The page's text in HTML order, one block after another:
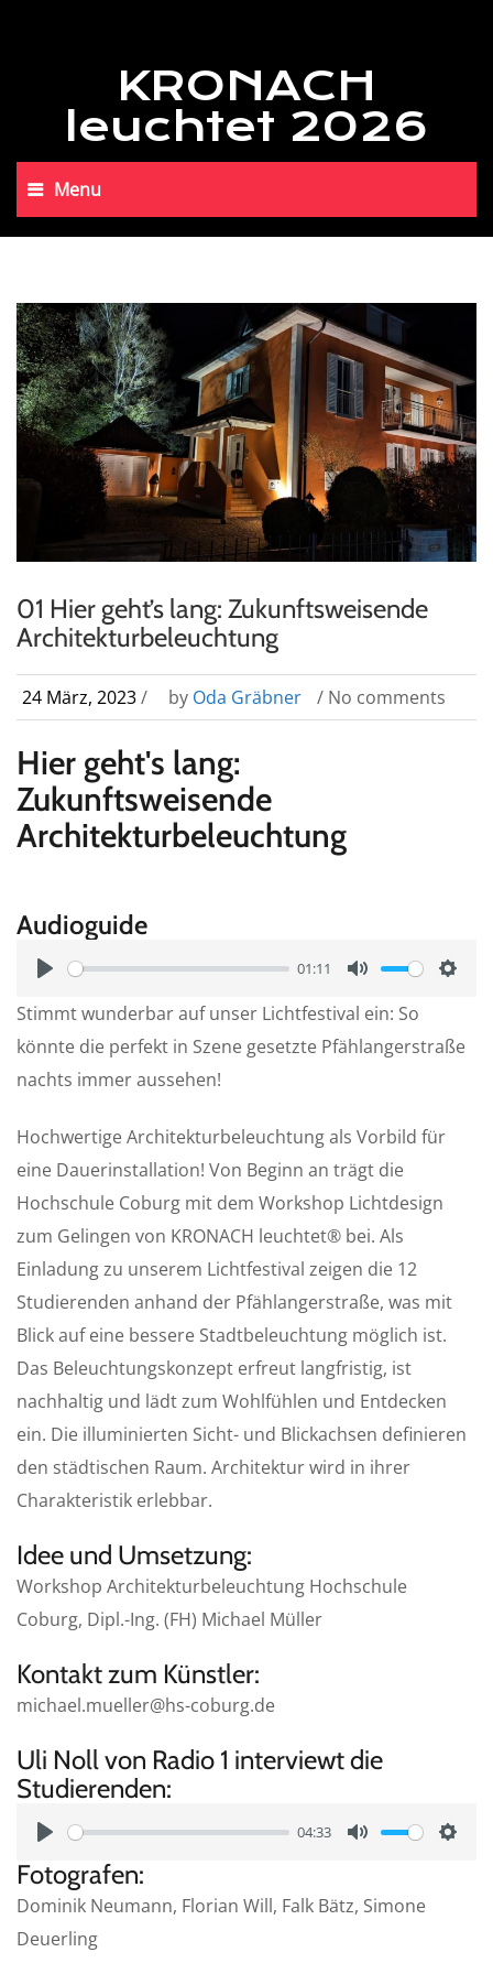
KRONACH
leuchtet 2026
Menu
01 Hier geht’s lang: Zukunftsweisende
Architekturbeleuchtung
24 März, 2023/ by Oda Gräbner / No comments
Hier geht's lang:
Zukunftsweisende
Architekturbeleuchtung
Audioguide
l
a
y
01:11
u
t
t
Stimmt wunderbar auf unser Lichtfestival ein: So
könnte die perfekt in Szene gesetzte Pfählangerstraße
nachts immer aussehen!
Hochwertige Architekturbeleuchtung als Vorbild für
eine Dauerinstallation! Von Beginn an trägt die
Hochschule Coburg mit dem Workshop Lichtdesign
zum Gelingen von KRONACH leuchtet® bei. Als
Einladung zu unserem Lichtfestival zeigen die 12
Studierenden anhand der Pfählangerstraße, was mit
Blick auf eine bessere Stadtbeleuchtung möglich ist.
Das Beleuchtungskonzept erfreut langfristig, ist
nachhaltig und lädt zum Wohlfühlen und Entdecken
ein. Die illuminierten Sicht- und Blickachsen definieren
den städtischen Raum. Architektur wird in ihrer
Charakteristik erlebbar.
Idee und Umsetzung:
Workshop Architekturbeleuchtung Hochschule
Coburg, Dipl.-Ing. (FH) Michael Müller
Kontakt zum Künstler:
michael.mueller@hs-coburg.de
Uli Noll von Radio 1 interviewt die
Studierenden:
l
a
y
04:33
t
Fotografen:
Dominik Neumann, Florian Will, Falk Bätz, Simone
Deuerling